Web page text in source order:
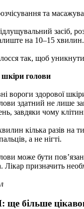
та
засіб,
на 10–15 хвилин.
так, щоб
голови
вороги здорової
здатний не лише
завдяки чому
кілька разів
а не нігті.
може бути
Лікар призначить
ще більше